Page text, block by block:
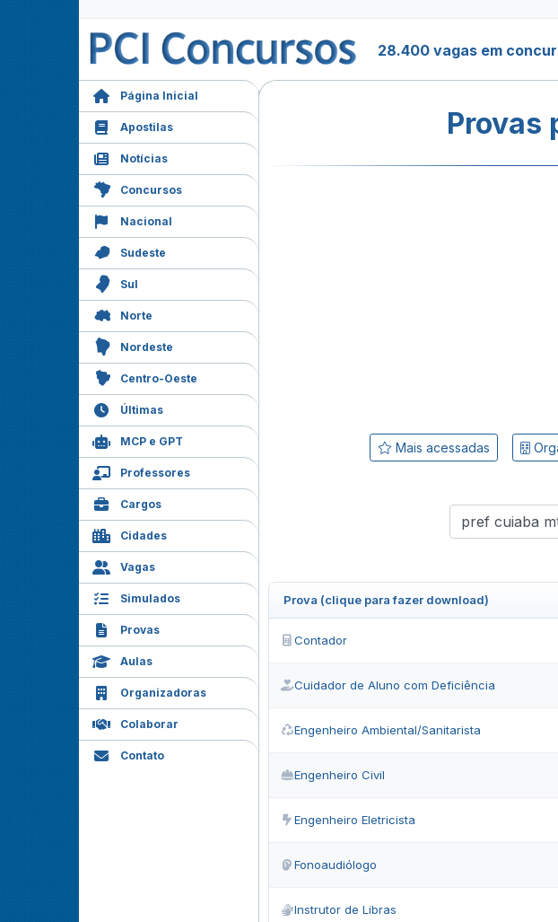
28.400 vagas em
Página Inicial
Apostilas
Notícias
Concursos
Nacional
Sudeste
Sul
Norte
Nordeste
Centro-Oeste
Últimas
MCP e GPT
Professores
Cargos
Cidades
Vagas
Simulados
Provas
Aulas
Organizadoras
Colaborar
Contato
Provas
Mais acessadas
Prova (clique para fazer download)
Contador
Cuidador de Aluno com Deficiência
Engenheiro Ambiental/Sanitarista
Engenheiro Civil
Engenheiro Eletricista
Fonoaudiólogo
Instrutor de Libras